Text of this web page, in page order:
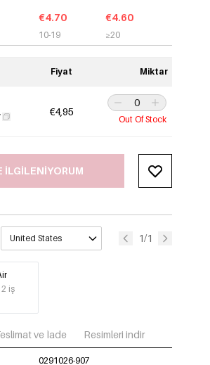
€4.70
10-19
€4.60
≥20
Fiyat Miktar
€4,95
Out Of Stock
ILGILENIYORUM
United States 1/1
2 iş
ve İade Resimleri indir
0291026-907